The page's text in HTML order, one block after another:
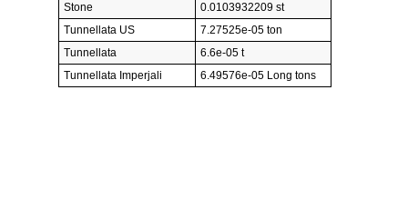
Stone
0.0103932209 st
Tunnellata US
7.27525e-05 ton
Tunnellata
6.6e-05 t
Tunnellata Imperjali
6.49576e-05 Long tons